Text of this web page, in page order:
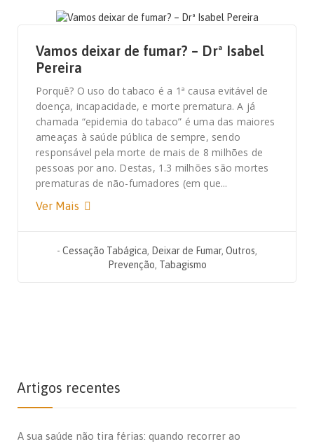
Vamos deixar de fumar? – Drª Isabel
Pereira
Porquê? O uso do tabaco é a 1ª causa evitável de
doença, incapacidade, e morte prematura. A já
chamada “epidemia do tabaco” é uma das maiores
ameaças à saúde pública de sempre, sendo
responsável pela morte de mais de 8 milhões de
pessoas por ano. Destas, 1.3 milhões são mortes
prematuras de não-fumadores (em que...
Ver Mais
- Cessação Tabágica, Deixar de Fumar, Outros,
Prevenção, Tabagismo
Artigos recentes
A sua saúde não tira férias: quando recorrer ao